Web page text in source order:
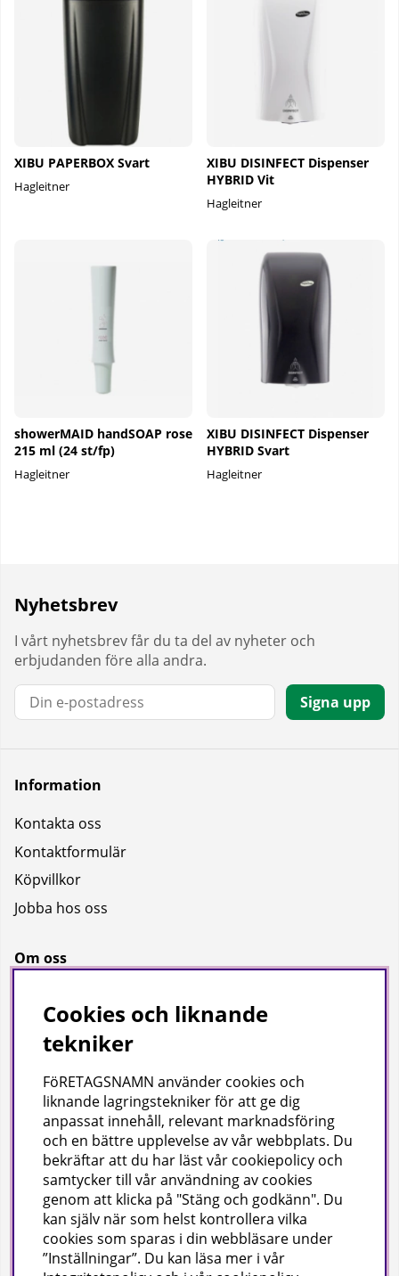
XIBU PAPERBOX Svart
Hagleitner
XIBU DISINFECT Dispenser
HYBRID Vit
Hagleitner
showerMAID handSOAP rose
215 ml (24 st/fp)
Hagleitner
XIBU DISINFECT Dispenser
HYBRID Svart
Hagleitner
Nyhetsbrev
I vårt nyhetsbrev får du ta del av nyheter och
erbjudanden före alla andra.
E-post:
Signa upp
Information
Kontakta oss
Kontaktformulär
Köpvillkor
Jobba hos oss
Om oss
Bransch
Kataloger
Företagsuppgifter
Visab i Skandinavien AB
Din lokala leverantör av städ- och hygienprodukter.
Hjärtlandavägen 17, 576 33 Sävsjö
Org nr: 556504-4558
Tel: 0382-157 50 | info@visab.info
Mån–fre 07:30–16:00
Cookies och liknande
tekniker
FöRETAGSNAMN använder cookies och
liknande lagringstekniker för att ge dig
anpassat innehåll, relevant marknadsföring
och en bättre upplevelse av vår webbplats. Du
bekräftar att du har läst vår cookiepolicy och
samtycker till vår användning av cookies
genom att klicka på "Stäng och godkänn". Du
kan själv när som helst kontrollera vilka
cookies som sparas i din webbläsare under
”Inställningar”. Du kan läsa mer i vår